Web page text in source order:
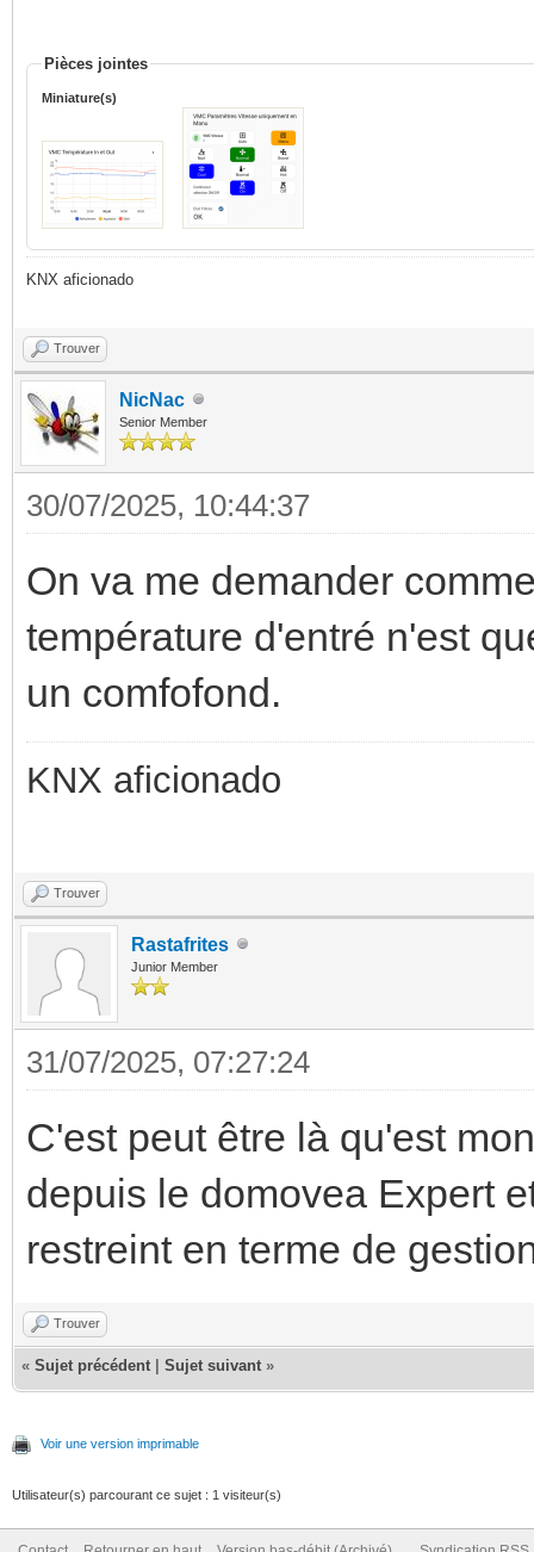
Pièces jointes
Miniature(s)
KNX aficionado
Trouver
NicNac
Senior Member
30/07/2025, 10:44:37
On va me demander
température d'entré n'est
un comfofond.
KNX aficionado
Trouver
Rastafrites
Junior Member
31/07/2025, 07:27:24
C'est peut être là qu'est
depuis le domovea Expert
restreint en terme de
Trouver
« Sujet précédent Sujet suivant »
Voir une version imprimable
Utilisateur(s) parcourant ce sujet : 1 visiteur(s)